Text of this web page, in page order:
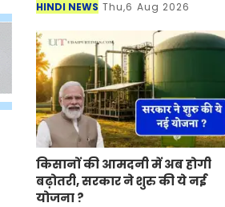
HINDI NEWS Thu,6 Aug 2026
किसानों की आमदनी में अब होगी
बढ़ोतरी, सरकार ने शुरु की ये नई
योजना ?